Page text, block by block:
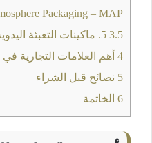
Packaging – MAP)
3.5
4 أهم العلامات التجارية
5 نصائح قبل الشراء
6 الخاتمة